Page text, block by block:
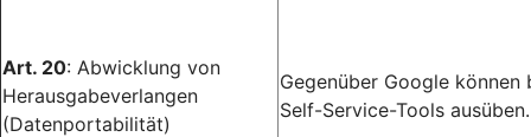
Art. 20: Abwicklung von
Herausgabeverlangen
(Datenportabilität)
Gegenüber Google
Self-Service-Tools ausüben.